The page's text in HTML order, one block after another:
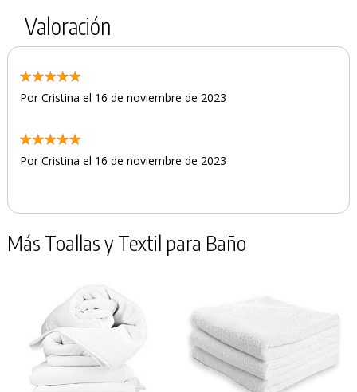
Valoración
Por Cristina el 16 de noviembre de 2023
Por Cristina el 16 de noviembre de 2023
Más Toallas y Textil para Baño